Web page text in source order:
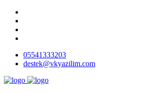
05541333203
destek@vkyazilim.com